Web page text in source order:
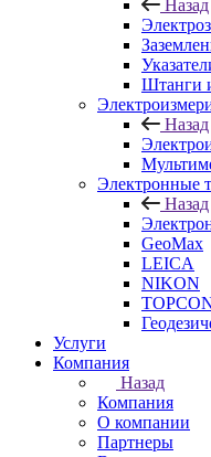
Назад
Штанги
Назад
Электронные
Назад
GeoMax
LEICA
NIKON
Услуги
Компания
Назад
Компания
О компании
Партнеры